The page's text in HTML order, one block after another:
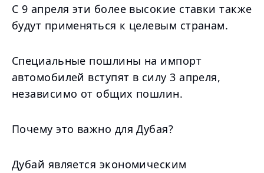
С 9 апреля эти более высокие ставки также
будут применяться к целевым странам.
Специальные пошлины на импорт
автомобилей вступят в силу 3 апреля,
независимо от общих пошлин.
Почему это важно для Дубая?
Дубай является экономическим